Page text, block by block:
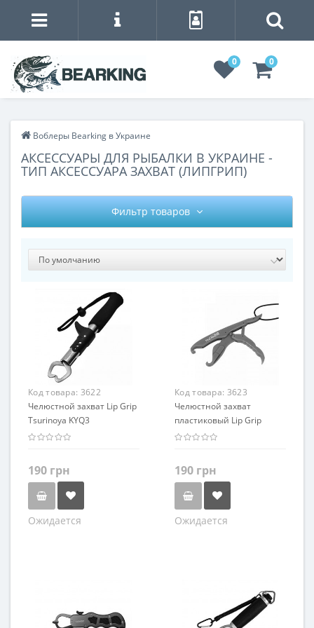
0 0
Воблеры Bearking в Украине
АКСЕССУАРЫ ДЛЯ РЫБАЛКИ В УКРАИНЕ -
ТИП АКСЕССУАРА ЗАХВАТ (ЛИПГРИП)
Фильтр товаров
Код товара: 3622
Челюстной захват Lip Grip
Tsurinoya KYQ3
190 грн
Ожидается
Код товара: 3623
Челюстной захват
пластиковый Lip Grip
Tsurinoya KYQ15
190 грн
Ожидается